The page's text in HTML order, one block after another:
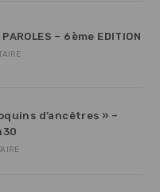
– 6ème EDITION
d’ancêtres » –